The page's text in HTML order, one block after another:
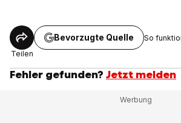
Teilen
Bevorzugte Quelle So
Fehler gefunden? Jetzt melden